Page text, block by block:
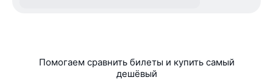
Помогаем сравнить билеты и купить самый
дешёвый